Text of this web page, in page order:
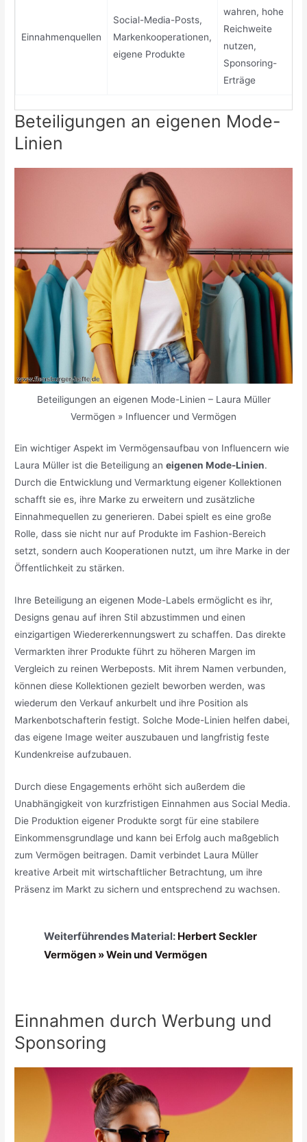
Einnahmenquellen
Social-Media-Posts,
Markenkooperationen,
eigene Produkte
wahren, hohe
Reichweite
nutzen,
Sponsoring-
Erträge
Beteiligungen an eigenen Mode-
Linien
Beteiligungen an eigenen Mode-Linien – Laura Müller
Vermögen » Influencer und Vermögen
Ein wichtiger Aspekt im Vermögensaufbau von Influencern wie
Laura Müller ist die Beteiligung aneigenen Mode-Linien.
Durch die Entwicklung und Vermarktung eigener Kollektionen
schafft sie es, ihre Marke zu erweitern und zusätzliche
Einnahmequellen zu generieren. Dabei spielt es eine große
Rolle, dass sie nicht nur auf Produkte im Fashion-Bereich
setzt, sondern auch Kooperationen nutzt, um ihre Marke in der
Öffentlichkeit zu stärken.
Ihre Beteiligung an eigenen Mode-Labels ermöglicht es ihr,
Designs genau auf ihren Stil abzustimmen und einen
einzigartigen Wiedererkennungswert zu schaffen. Das direkte
Vermarkten ihrer Produkte führt zu höheren Margen im
Vergleich zu reinen Werbeposts. Mit ihrem Namen verbunden,
können diese Kollektionen gezielt beworben werden, was
wiederum den Verkauf ankurbelt und ihre Position als
Markenbotschafterin festigt. Solche Mode-Linien helfen dabei,
das eigene Image weiter auszubauen und langfristig feste
Kundenkreise aufzubauen.
Durch diese Engagements erhöht sich außerdem die
Unabhängigkeit von kurzfristigen Einnahmen aus Social Media.
Die Produktion eigener Produkte sorgt für eine stabilere
Einkommensgrundlage und kann bei Erfolg auch maßgeblich
zum Vermögen beitragen. Damit verbindet Laura Müller
kreative Arbeit mit wirtschaftlicher Betrachtung, um ihre
Präsenz im Markt zu sichern und entsprechend zu wachsen.
Weiterführendes Material: Herbert Seckler
Vermögen » Wein und Vermögen
Einnahmen durch Werbung und
Sponsoring